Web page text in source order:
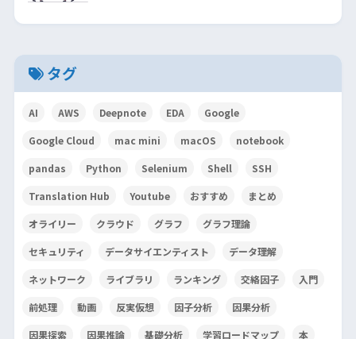
タグ
AI AWS Deepnote EDA Google
Google Cloud mac mini macOS notebook
pandas Python Selenium Shell SSH
Translation Hub Youtube おすすめ まとめ
オライリー クラウド グラフ グラフ理論
セキュリティ データサイエンティスト データ理解
ネットワーク ライブラリ ランキング 交絡因子 入門
前処理 動画 反実仮想 因子分析 因果分析
因果探索 因果推論 基礎分析 学習ロードマップ 本